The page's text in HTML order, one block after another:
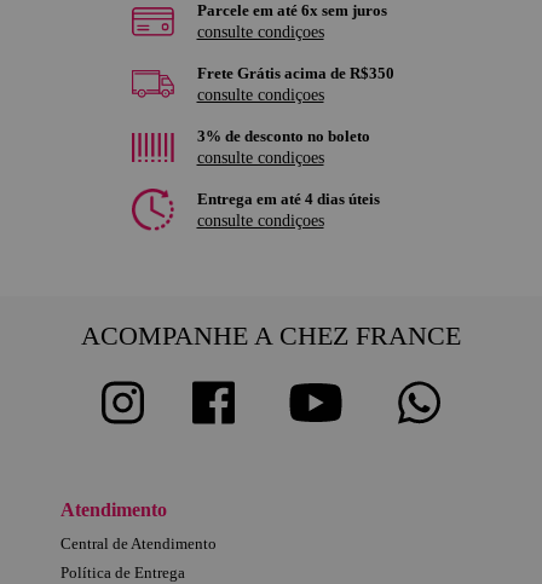
Parcele em até 6x sem juros
consulte condiçoes
Frete Grátis acima de R$350
consulte condiçoes
3% de desconto no boleto
consulte condiçoes
Entrega em até 4 dias úteis
consulte condiçoes
ACOMPANHE A CHEZ FRANCE
Atendimento
Central de Atendimento
Política de Entrega